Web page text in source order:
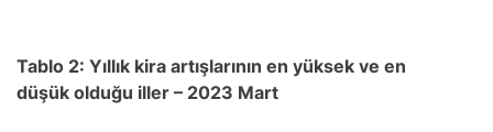
Tablo 2: Yıllık kira artışlarının en yüksek ve en
düşük olduğu iller – 2023 Mart